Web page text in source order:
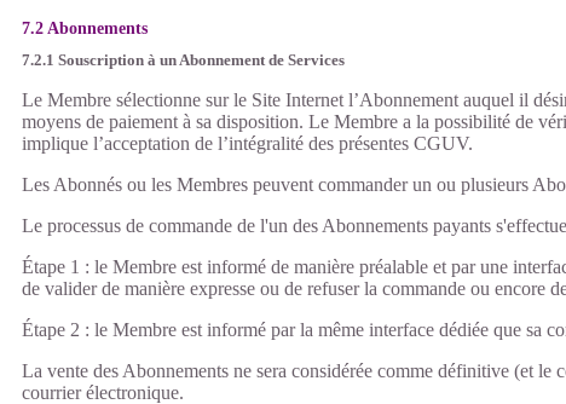
7.2 Abonnements
7.2.1 Souscription à un Abonnement de Services
Le Membre sélectionne sur le Site Internet l’Abonnement auquel il
moyens de paiement à sa disposition. Le Membre a la possibilité de
implique l’acceptation de l’intégralité des présentes CGUV.
Les Abonnés ou les Membres peuvent commander un ou plusieurs
Le processus de commande de l'un des Abonnements payants
Étape 1 : le Membre est informé de manière préalable et par une
de valider de manière expresse ou de refuser la commande ou encore
Étape 2 : le Membre est informé par la même interface dédiée que sa
La vente des Abonnements ne sera considérée comme définitive (et
courrier électronique.